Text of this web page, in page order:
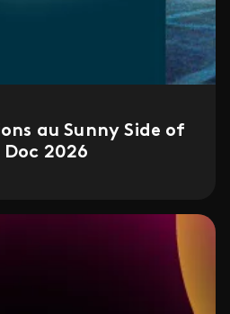
au Sunny Side of
2026